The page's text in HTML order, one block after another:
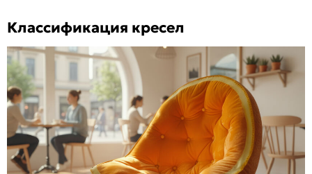
Классификация кресел